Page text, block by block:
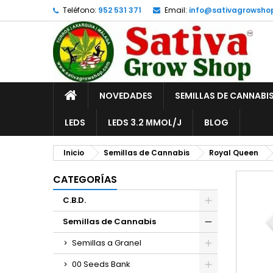
Teléfono: 952 531 371 Email:
INICIONOVEDADES SEMILLAS DE
LEDS LEDS 3.2 ΜMOL/J BLOG
Inicio Semillas de Cannabis Royal Queen
CATEGORÍAS
C.B.D.
Semillas de Cannabis
Semillas a Granel
00 Seeds Bank